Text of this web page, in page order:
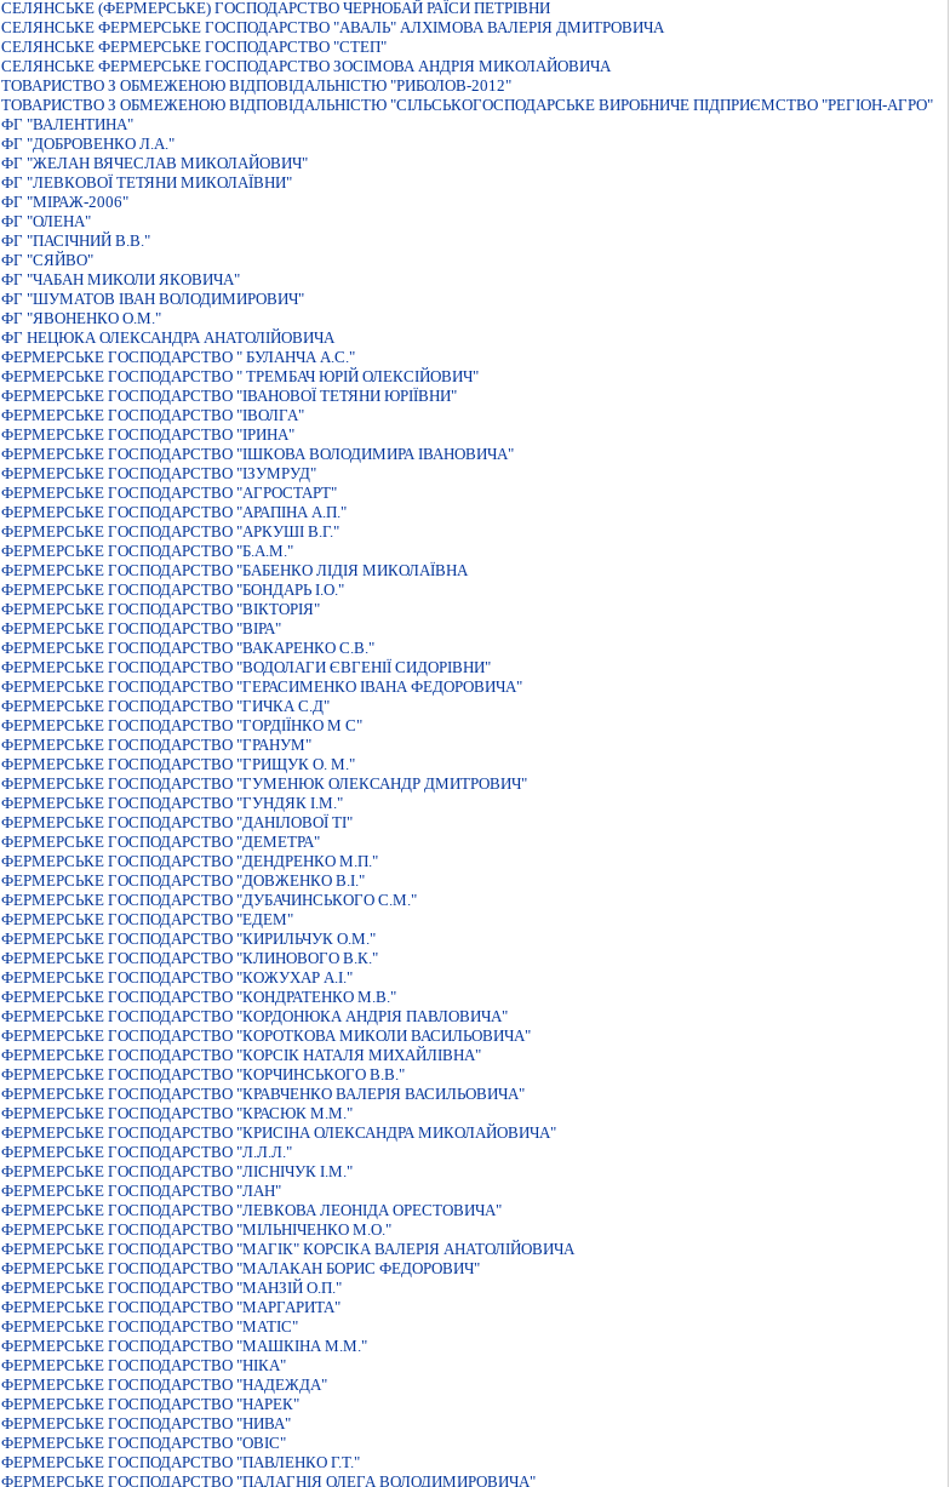
СЕЛЯНСЬКЕ (ФЕРМЕРСЬКЕ) ГОСПОДАРСТВО ЧЕРНОБАЙ РАЇСИ ПЕТРІВНИ
СЕЛЯНСЬКЕ ФЕРМЕРСЬКЕ ГОСПОДАРСТВО "АВАЛЬ" АЛХIМОВА ВАЛЕРIЯ ДМИТРОВИЧА
СЕЛЯНСЬКЕ ФЕРМЕРСЬКЕ ГОСПОДАРСТВО "СТЕП"
СЕЛЯНСЬКЕ ФЕРМЕРСЬКЕ ГОСПОДАРСТВО ЗОСIМОВА АНДРIЯ МИКОЛАЙОВИЧА
ТОВАРИСТВО З ОБМЕЖЕНОЮ ВІДПОВІДАЛЬНІСТЮ "РИБОЛОВ-2012"
ТОВАРИСТВО З ОБМЕЖЕНОЮ ВІДПОВІДАЛЬНІСТЮ "СІЛЬСЬКОГОСПОДАРСЬКЕ ВИРОБНИЧЕ ПІДПРИЄМСТВО "РЕГІОН-АГРО"
ФГ "ВАЛЕНТИНА"
ФГ "ДОБРОВЕНКО Л.А."
ФГ "ЖЕЛАН ВЯЧЕСЛАВ МИКОЛАЙОВИЧ"
ФГ "ЛЕВКОВОЇ ТЕТЯНИ МИКОЛАЇВНИ"
ФГ "МІРАЖ-2006"
ФГ "ОЛЕНА"
ФГ "ПАСІЧНИЙ В.В."
ФГ "СЯЙВО"
ФГ "ЧАБАН МИКОЛИ ЯКОВИЧА"
ФГ "ШУМАТОВ ІВАН ВОЛОДИМИРОВИЧ"
ФГ "ЯВОНЕНКО О.М."
ФГ НЕЦЮКА ОЛЕКСАНДРА АНАТОЛІЙОВИЧА
ФЕРМЕРСЬКЕ ГОСПОДАРСТВО " БУЛАНЧА А.С."
ФЕРМЕРСЬКЕ ГОСПОДАРСТВО " ТРЕМБАЧ ЮРIЙ ОЛЕКСIЙОВИЧ"
ФЕРМЕРСЬКЕ ГОСПОДАРСТВО "IВАНОВОЇ ТЕТЯНИ ЮРIЇВНИ"
ФЕРМЕРСЬКЕ ГОСПОДАРСТВО "IВОЛГА"
ФЕРМЕРСЬКЕ ГОСПОДАРСТВО "IРИНА"
ФЕРМЕРСЬКЕ ГОСПОДАРСТВО "IШКОВА ВОЛОДИМИРА IВАНОВИЧА"
ФЕРМЕРСЬКЕ ГОСПОДАРСТВО "ІЗУМРУД"
ФЕРМЕРСЬКЕ ГОСПОДАРСТВО "АГРОСТАРТ"
ФЕРМЕРСЬКЕ ГОСПОДАРСТВО "АРАПIНА А.П."
ФЕРМЕРСЬКЕ ГОСПОДАРСТВО "АРКУШI В.Г."
ФЕРМЕРСЬКЕ ГОСПОДАРСТВО "Б.А.М."
ФЕРМЕРСЬКЕ ГОСПОДАРСТВО "БАБЕНКО ЛIДIЯ МИКОЛАЇВНА
ФЕРМЕРСЬКЕ ГОСПОДАРСТВО "БОНДАРЬ І.О."
ФЕРМЕРСЬКЕ ГОСПОДАРСТВО "ВIКТОРIЯ"
ФЕРМЕРСЬКЕ ГОСПОДАРСТВО "ВІРА"
ФЕРМЕРСЬКЕ ГОСПОДАРСТВО "ВАКАРЕНКО С.В."
ФЕРМЕРСЬКЕ ГОСПОДАРСТВО "ВОДОЛАГИ ЄВГЕНIЇ СИДОРIВНИ"
ФЕРМЕРСЬКЕ ГОСПОДАРСТВО "ГЕРАСИМЕНКО IВАНА ФЕДОРОВИЧА"
ФЕРМЕРСЬКЕ ГОСПОДАРСТВО "ГИЧКА С.Д"
ФЕРМЕРСЬКЕ ГОСПОДАРСТВО "ГОРДIЇНКО М С"
ФЕРМЕРСЬКЕ ГОСПОДАРСТВО "ГРАНУМ"
ФЕРМЕРСЬКЕ ГОСПОДАРСТВО "ГРИЩУК О. М."
ФЕРМЕРСЬКЕ ГОСПОДАРСТВО "ГУМЕНЮК ОЛЕКСАНДР ДМИТРОВИЧ"
ФЕРМЕРСЬКЕ ГОСПОДАРСТВО "ГУНДЯК I.М."
ФЕРМЕРСЬКЕ ГОСПОДАРСТВО "ДАНIЛОВОЇ ТI"
ФЕРМЕРСЬКЕ ГОСПОДАРСТВО "ДЕМЕТРА"
ФЕРМЕРСЬКЕ ГОСПОДАРСТВО "ДЕНДРЕНКО М.П."
ФЕРМЕРСЬКЕ ГОСПОДАРСТВО "ДОВЖЕНКО В.I."
ФЕРМЕРСЬКЕ ГОСПОДАРСТВО "ДУБАЧИНСЬКОГО С.М."
ФЕРМЕРСЬКЕ ГОСПОДАРСТВО "ЕДЕМ"
ФЕРМЕРСЬКЕ ГОСПОДАРСТВО "КИРИЛЬЧУК О.М."
ФЕРМЕРСЬКЕ ГОСПОДАРСТВО "КЛИНОВОГО В.К."
ФЕРМЕРСЬКЕ ГОСПОДАРСТВО "КОЖУХАР А.I."
ФЕРМЕРСЬКЕ ГОСПОДАРСТВО "КОНДРАТЕНКО М.В."
ФЕРМЕРСЬКЕ ГОСПОДАРСТВО "КОРДОНЮКА АНДРIЯ ПАВЛОВИЧА"
ФЕРМЕРСЬКЕ ГОСПОДАРСТВО "КОРОТКОВА МИКОЛИ ВАСИЛЬОВИЧА"
ФЕРМЕРСЬКЕ ГОСПОДАРСТВО "КОРСIК НАТАЛЯ МИХАЙЛIВНА"
ФЕРМЕРСЬКЕ ГОСПОДАРСТВО "КОРЧИНСЬКОГО В.В."
ФЕРМЕРСЬКЕ ГОСПОДАРСТВО "КРАВЧЕНКО ВАЛЕРІЯ ВАСИЛЬОВИЧА"
ФЕРМЕРСЬКЕ ГОСПОДАРСТВО "КРАСЮК М.М."
ФЕРМЕРСЬКЕ ГОСПОДАРСТВО "КРИСIНА ОЛЕКСАНДРА МИКОЛАЙОВИЧА"
ФЕРМЕРСЬКЕ ГОСПОДАРСТВО "Л.Л.Л."
ФЕРМЕРСЬКЕ ГОСПОДАРСТВО "ЛIСНIЧУК I.М."
ФЕРМЕРСЬКЕ ГОСПОДАРСТВО "ЛАН"
ФЕРМЕРСЬКЕ ГОСПОДАРСТВО "ЛЕВКОВА ЛЕОНIДА ОРЕСТОВИЧА"
ФЕРМЕРСЬКЕ ГОСПОДАРСТВО "МIЛЬНIЧЕНКО М.О."
ФЕРМЕРСЬКЕ ГОСПОДАРСТВО "МАГIК" КОРСIКА ВАЛЕРIЯ АНАТОЛIЙОВИЧА
ФЕРМЕРСЬКЕ ГОСПОДАРСТВО "МАЛАКАН БОРИС ФЕДОРОВИЧ"
ФЕРМЕРСЬКЕ ГОСПОДАРСТВО "МАНЗIЙ О.П."
ФЕРМЕРСЬКЕ ГОСПОДАРСТВО "МАРГАРИТА"
ФЕРМЕРСЬКЕ ГОСПОДАРСТВО "МАТIС"
ФЕРМЕРСЬКЕ ГОСПОДАРСТВО "МАШКIНА М.М."
ФЕРМЕРСЬКЕ ГОСПОДАРСТВО "НІКА"
ФЕРМЕРСЬКЕ ГОСПОДАРСТВО "НАДЕЖДА"
ФЕРМЕРСЬКЕ ГОСПОДАРСТВО "НАРЕК"
ФЕРМЕРСЬКЕ ГОСПОДАРСТВО "НИВА"
ФЕРМЕРСЬКЕ ГОСПОДАРСТВО "ОВIС"
ФЕРМЕРСЬКЕ ГОСПОДАРСТВО "ПАВЛЕНКО Г.Т."
ФЕРМЕРСЬКЕ ГОСПОДАРСТВО "ПАЛАГНIЯ ОЛЕГА ВОЛОДИМИРОВИЧА"